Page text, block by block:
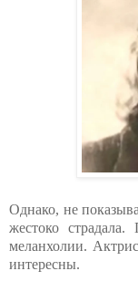
Однако, не
жестоко
меланхолии.
интересны.